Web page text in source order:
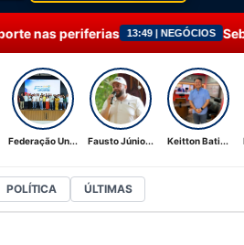
13:49 | NEGÓCIOS Sebrae recebe Moção
Federação Un... Fausto Júnio... Keitton Bati...
POLÍTICA ÚLTIMAS